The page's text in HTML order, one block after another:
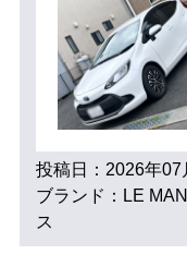
投稿日：2026年07
ブランド：LE
ス